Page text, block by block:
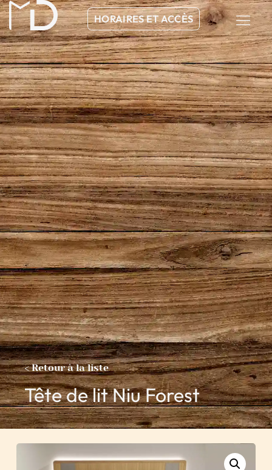
HORAIRES ET ACCÈS
< Retour à la liste
Tête de lit Niu Forest